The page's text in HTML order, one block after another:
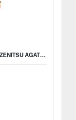
FUNKO POP! ANIMATION: DEMON SLAYER - ZENITSU AGATSUMA